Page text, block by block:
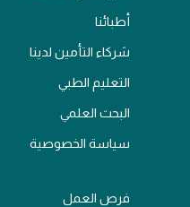
أطبائنا
شركاء التأمين لدينا
التعليم الطبي
البحث العلمي
سياسة الخصوصية
فرص العمل